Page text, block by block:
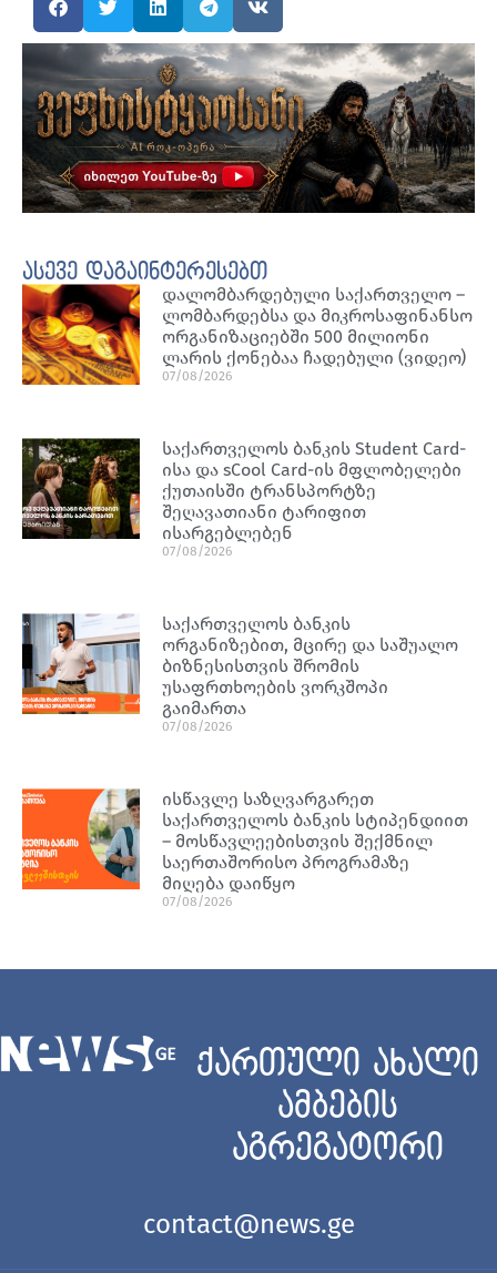
ასევე დაგაინტერესებთ
დალომბარდებული საქართველო –
ლომბარდებსა და მიკროსაფინანსო
ორგანიზაციებში 500 მილიონი
ლარის ქონებაა ჩადებული (ვიდეო)
07/08/2026
საქართველოს ბანკის Student Card-
ისა და sCool Card-ის მფლობელები
ქუთაისში ტრანსპორტზე
შეღავათიანი ტარიფით
ისარგებლებენ
07/08/2026
საქართველოს ბანკის
ორგანიზებით, მცირე და საშუალო
ბიზნესისთვის შრომის
უსაფრთხოების ვორკშოპი
გაიმართა
07/08/2026
ისწავლე საზღვარგარეთ
საქართველოს ბანკის სტიპენდიით
– მოსწავლეებისთვის შექმნილ
საერთაშორისო პროგრამაზე
მიღება დაიწყო
07/08/2026
ქართული ახალი
ამბების
აგრეგატორი
contact@news.ge